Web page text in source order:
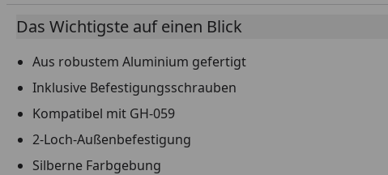
Das Wichtigste auf einen Blick
Aus robustem Aluminium gefertigt
Inklusive Befestigungsschrauben
Kompatibel mit GH-059
2-Loch-Außenbefestigung
Silberne Farbgebung